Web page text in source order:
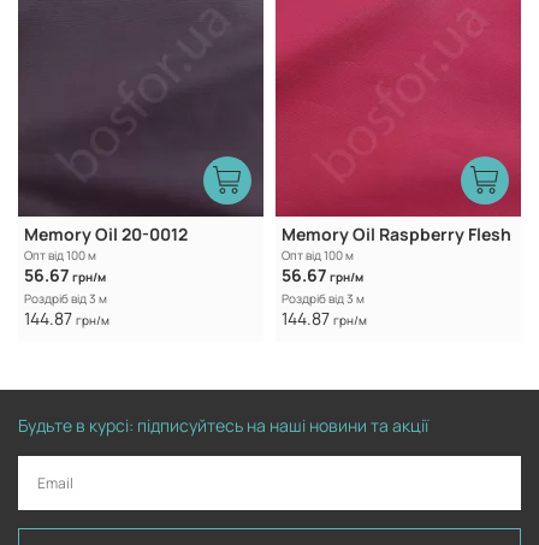
Memory Oil 20-0012
Опт від 100 м
56.67 грн/м
Роздріб від 3 м
144.87 грн/м
Memory Oil Raspberry Flesh
Опт від 100 м
56.67 грн/м
Роздріб від 3 м
144.87 грн/м
Будьте в курсі: підписуйтесь на наші новини та акції